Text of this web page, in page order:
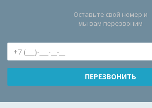
Оставьте свой номер и
мы вам перезвоним